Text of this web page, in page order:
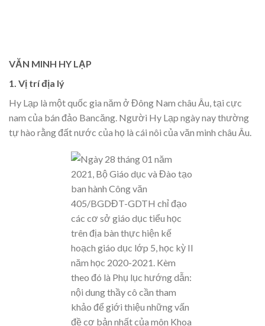
VĂN MINH HY LẠP
1. Vị trí địa lý
Hy Lạp là một quốc gia năm ở Đông Nam châu Âu, tại cực
nam của bán đảo Bancăng. Người Hy Lạp ngày nay thường
tự hào rằng đất nước của họ là cái nôi của văn minh châu Âu.